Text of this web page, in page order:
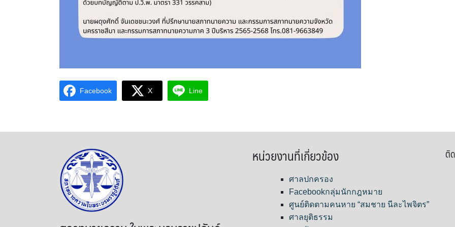
Facebook X Line
หน่วยงานที่เกี่ยวข้อง
ศาลปกครอง
Facebookกลุ่มนักกฎหมาย
ศูนย์ติดตามคนหาย “สมชาย นีละไพจิตร”
ศาลยุติธรรม
ติ